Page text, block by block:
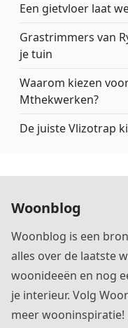
Een gietvloer laat
Grastrimmers van
je tuin
Waarom kiezen
Mthekwerken?
De juiste Vlizotrap
Woonblog
Woonblog is een
alles over de laatste
woonideeën en nog
je interieur. Volg
meer wooninspiratie!